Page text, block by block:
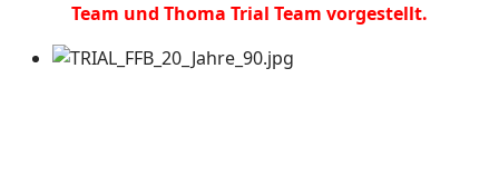
Team und Thoma Trial Team vorgestellt.